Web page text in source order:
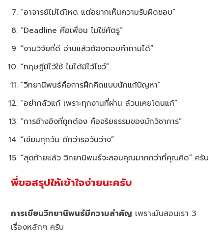
“อาจารย์ไม่ได้โหด แต่อยากเห็นความรับผิดชอบ”
“Deadline คือเพื่อน ไม่ใช่ศัตรู”
“งานวิจัยที่ดี อ่านแล้วต้องตอบคำถามได้”
“ทฤษฎีมีไว้ใช้ ไม่ได้มีไว้โชว์”
“วิทยานิพนธ์คือการฝึกคิดแบบนักแก้ปัญหา”
“อย่ากลัวแก้ เพราะทุกงานที่ผ่าน ล้วนเคยโดนแก้”
“การอ้างอิงที่ถูกต้อง คือจริยธรรมของนักวิชาการ”
“เขียนทุกวัน ดีกว่ารอวันว่าง”
“สุดท้ายแล้ว วิทยานิพนธ์จะสอนคุณมากกว่าที่คุณคิด” ครับ
พี่ขอสรุปให้เข้าใจง่ายนะครับ
การเขียนวิทยานิพนธ์มีความสำคัญ เพราะมันสอนเรา 3
เรื่องหลักๆ ครับ